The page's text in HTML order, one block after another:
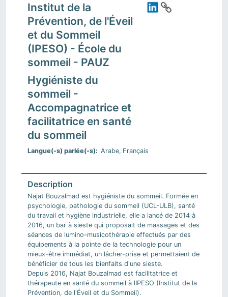
Institut de la
Prévention, de l'Éveil
et du Sommeil
(IPESO) - École du
sommeil - PAUZ
Hygiéniste du
sommeil -
Accompagnatrice et
facilitatrice en santé
du sommeil
Langue(-s) parlée(-s) Arabe Français
Najat Bouzalmad est hygiéniste du sommeil. Formée en
psychologie, pathologie du sommeil (UCL-ULB), santé
du travail et hygiène industrielle, elle a lancé de 2014 à
2016, un bar à sieste qui proposait de massages et des
séances de lumino-musicothérapie effectués par des
équipements à la pointe de la technologie pour un
mieux-être immédiat, un lâcher-prise et permettaient de
bénéficier de tous les bienfaits d'une sieste.
Depuis 2016, Najat Bouzalmad est facilitatrice et
thérapeute en santé du sommeil à lIPESO (Institut de la
Prévention, de l'Éveil et du Sommeil).